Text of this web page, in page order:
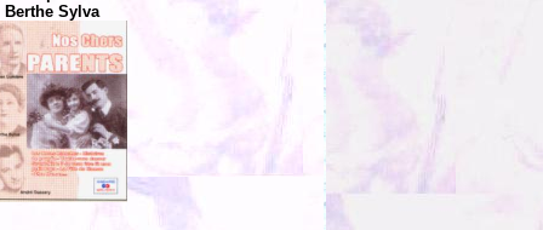
Berthe Sylva